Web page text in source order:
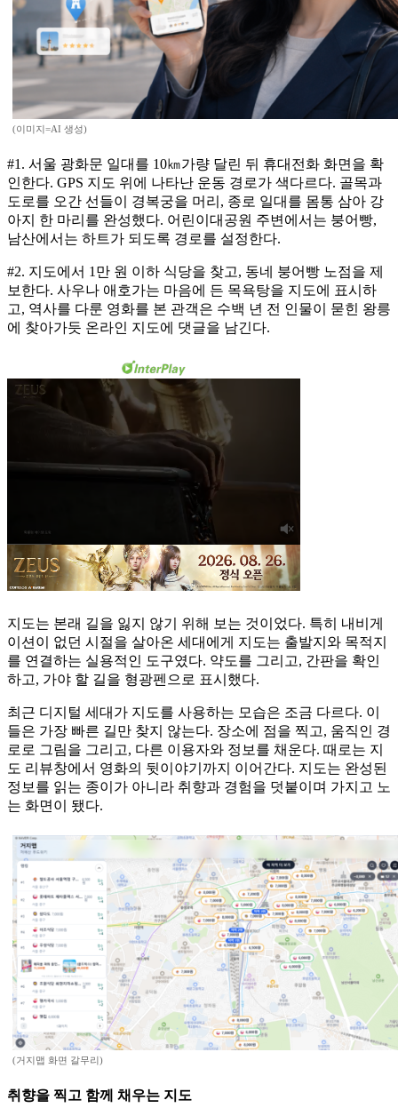
(이미지=AI 생성)
#1. 서울 광화문 일대를 10㎞가량 달린 뒤 휴대전화 화면을 확
인한다. GPS 지도 위에 나타난 운동 경로가 색다르다. 골목과
도로를 오간 선들이 경복궁을 머리, 종로 일대를 몸통 삼아 강
아지 한 마리를 완성했다. 어린이대공원 주변에서는 붕어빵,
남산에서는 하트가 되도록 경로를 설정한다.
#2. 지도에서 1만 원 이하 식당을 찾고, 동네 붕어빵 노점을 제
보한다. 사우나 애호가는 마음에 든 목욕탕을 지도에 표시하
고, 역사를 다룬 영화를 본 관객은 수백 년 전 인물이 묻힌 왕릉
에 찾아가듯 온라인 지도에 댓글을 남긴다.
지도는 본래 길을 잃지 않기 위해 보는 것이었다. 특히 내비게
이션이 없던 시절을 살아온 세대에게 지도는 출발지와 목적지
를 연결하는 실용적인 도구였다. 약도를 그리고, 간판을 확인
하고, 가야 할 길을 형광펜으로 표시했다.
최근 디지털 세대가 지도를 사용하는 모습은 조금 다르다. 이
들은 가장 빠른 길만 찾지 않는다. 장소에 점을 찍고, 움직인 경
로로 그림을 그리고, 다른 이용자와 정보를 채운다. 때로는 지
도 리뷰창에서 영화의 뒷이야기까지 이어간다. 지도는 완성된
정보를 읽는 종이가 아니라 취향과 경험을 덧붙이며 가지고 노
는 화면이 됐다.
(거지맵 화면 갈무리)
취향을 찍고 함께 채우는 지도